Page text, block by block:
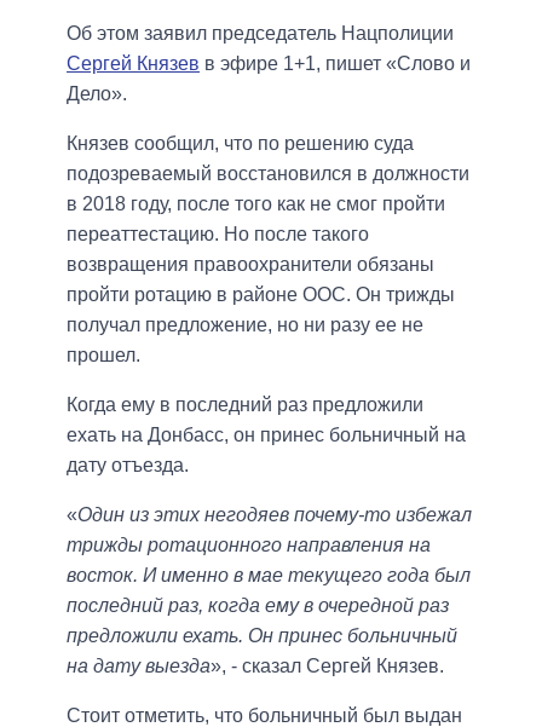
Об этом заявил председатель Нацполиции
Сергей Князев в эфире 1+1, пишет «Слово и
Дело».
Князев сообщил, что по решению суда
подозреваемый восстановился в должности
в 2018 году, после того как не смог пройти
переаттестацию. Но после такого
возвращения правоохранители обязаны
пройти ротацию в районе ООС. Он трижды
получал предложение, но ни разу ее не
прошел.
Когда ему в последний раз предложили
ехать на Донбасс, он принес больничный на
дату отъезда.
«Один из этих негодяев почему-то избежал
трижды ротационного направления на
восток. И именно в мае текущего года был
последний раз, когда ему в очередной раз
предложили ехать. Он принес больничный
на дату выезда», - сказал Сергей Князев.
Стоит отметить, что больничный был выдан